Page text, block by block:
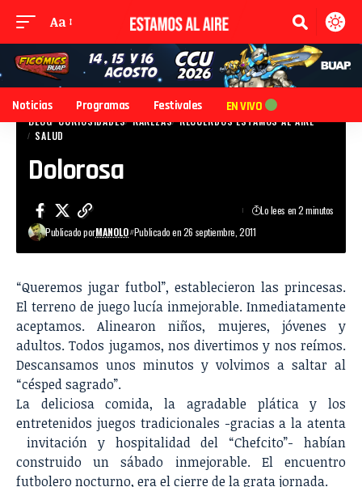
Aa
Noticias Programas Festivales EN VIVO
BLOG CURIOSIDADES RAREZAS RECUERDOS ESTAMOS AL AIRE
SALUD
Dolorosa
Publicado porMANOLO Publicado en 26 septiembre, 2011
Lo lees en 2 minutos
“Queremos jugar futbol”, establecieron las princesas.
El terreno de juego lucía inmejorable. Inmediatamente
aceptamos. Alinearon niños, mujeres, jóvenes y
adultos. Todos jugamos, nos divertimos y nos reímos.
Descansamos unos minutos y volvimos a saltar al
“césped sagrado”.
La deliciosa comida, la agradable plática y los
entretenidos juegos tradicionales -gracias a la atenta
invitación y hospitalidad del “Chefcito”- habían
construido un sábado inmejorable. El encuentro
futbolero nocturno, era el cierre de la grata jornada.